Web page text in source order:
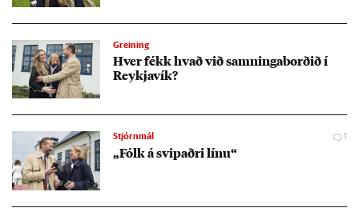
Greining
Hver fékk hvað við samn­inga­borð­ið í
Reykja­vík?
Stjórnmál 1
„Fólk á svip­aðri línu“